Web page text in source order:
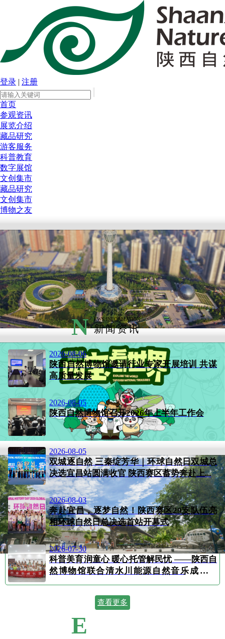
登录 | 注册
首页
参观资讯
展览介绍
藏品研究
游客服务
科普教育
数字展馆
文创集市
藏品研究
文创集市
博物之友
N EWS INFORMATION
新闻资讯
2026-08-06
陕西自然博物馆邀请行业专家开展培训 共谋
高质量发展
2026-08-05
陕西自然博物馆召开2026年上半年工作会
2026-08-05
双城逐自然 三秦绽芳华｜环球自然日双城总
决选宜昌站圆满收官 陕西赛区蓄势奔赴上...
2026-08-03
奔赴宜昌，逐梦自然！陕西赛区29支队伍亮
相环球自然日总决选首站开幕式
2026-07-30
科普美育润童心 暖心托管解民忧 ——陕西自
然博物馆联合清水川能源自然音乐成长营
顺...
查看更多
E